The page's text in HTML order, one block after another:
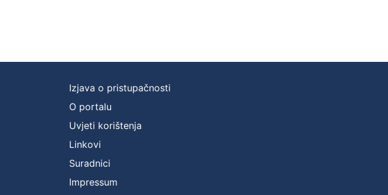
Izjava o pristupačnosti
O portalu
Uvjeti korištenja
Linkovi
Suradnici
Impressum